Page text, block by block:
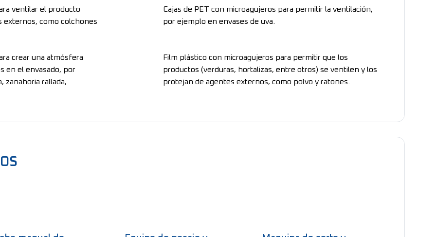
ventilar el producto
externos, como colchones
Cajas de PET con microagujeros para permitir la ventilación,
por ejemplo en envases de uva.
crear una atmósfera
en el envasado, por
zanahoria rallada,
Film plástico con microagujeros para permitir que los
productos (verduras, hortalizas, entre otros) se ventilen y los
protejan de agentes externos, como polvo y ratones.